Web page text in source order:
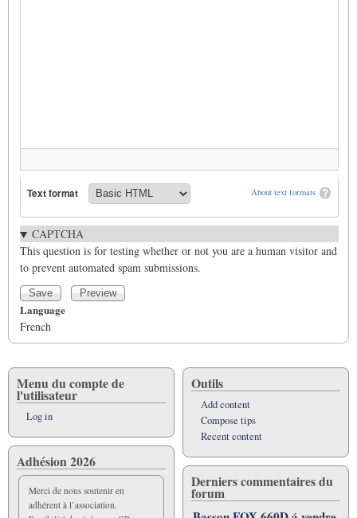
About text formats
Text format
CAPTCHA
This question is for testing whether or not you are a human visitor and
to prevent automated spam submissions.
Language
French
Menu du compte de
l'utilisateur
Log in
Adhésion 2026
Merci de nous soutenir en
adhérent à l’association.
Outils
Add content
Compose tips
Recent content
Derniers commentaires du
forum